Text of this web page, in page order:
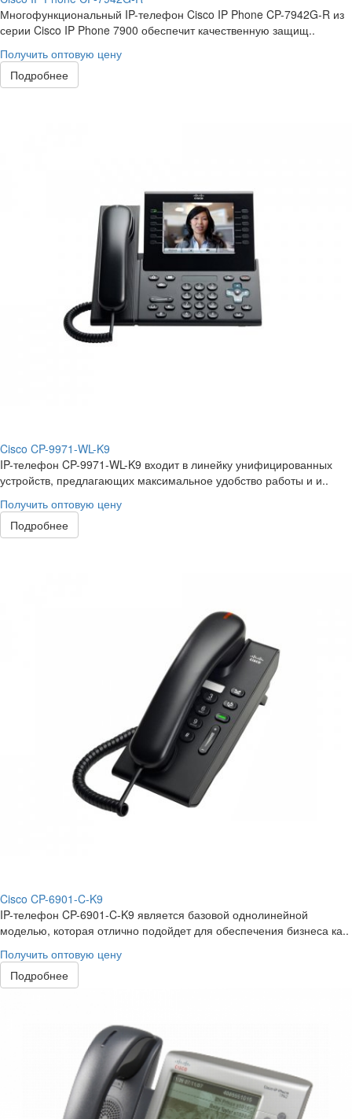
Многофункциональный IP-телефон Cisco IP Phone CP-7942G-R из
серии Cisco IP Phone 7900 обеспечит качественную защищ..
Получить оптовую цену
Подробнее
Cisco CP-9971-WL-K9
IP-телефон CP-9971-WL-K9 входит в линейку унифицированных
устройств, предлагающих максимальное удобство работы и и..
Получить оптовую цену
Подробнее
Cisco CP-6901-C-K9
IP-телефон CP-6901-C-K9 является базовой однолинейной
моделью, которая отлично подойдет для обеспечения бизнеса ка..
Получить оптовую цену
Подробнее